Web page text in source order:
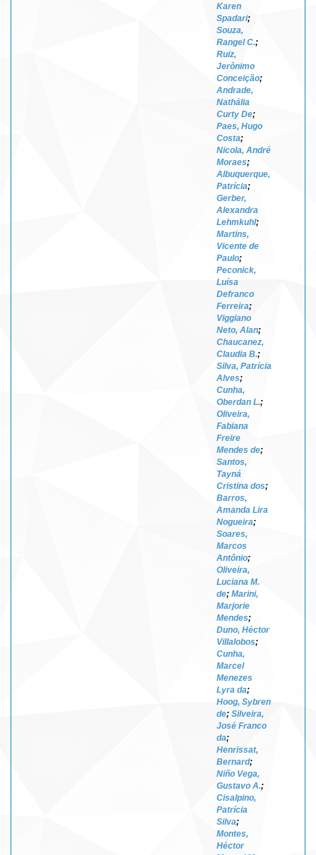
Karen
Spadari;
Souza,
Rangel C.;
Ruiz,
Jerônimo
Conceição;
Andrade,
Nathália
Curty De;
Paes, Hugo
Costa;
Nicola, André
Moraes;
Albuquerque,
Patrícia;
Gerber,
Alexandra
Lehmkuhl;
Martins,
Vicente de
Paulo;
Peconick,
Luísa
Defranco
Ferreira;
Viggiano
Neto, Alan;
Chaucanez,
Claudia B.;
Silva, Patrícia
Alves;
Cunha,
Oberdan L.;
Oliveira,
Fabiana
Freire
Mendes de;
Santos,
Tayná
Cristina dos;
Barros,
Amanda Lira
Nogueira;
Soares,
Marcos
Antônio;
Oliveira,
Luciana M.
de; Marini,
Marjorie
Mendes;
Duno, Héctor
Villalobos;
Cunha,
Marcel
Menezes
Lyra da;
Hoog, Sybren
de; Silveira,
José Franco
da;
Henrissat,
Bernard;
Niño Vega,
Gustavo A.;
Cisalpino,
Patrícia
Silva;
Montes,
Héctor